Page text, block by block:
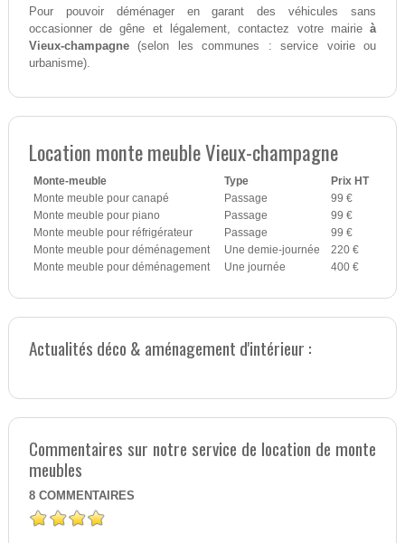
Pour pouvoir déménager en garant des véhicules sans
occasionner de gêne et légalement, contactez votre mairieà
Vieux-champagne(selon les communes : service voirie ou
urbanisme).
Location monte meuble Vieux-champagne
Monte-meuble Type
Prix HT
Monte meuble pour canapé
Passage
99 €
Monte meuble pour piano
Passage
99 €
Monte meuble pour réfrigérateur
Passage
99 €
Monte meuble pour déménagement
Une demie-journée
220 €
Monte meuble pour déménagement
Une journée 400 €
Actualités déco & aménagement d'intérieur :
Commentaires sur notre service de location de monte
meubles
8 COMMENTAIRES